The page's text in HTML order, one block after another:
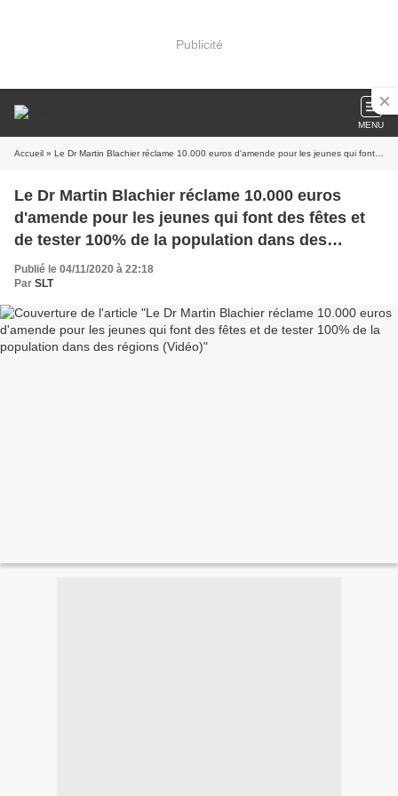
Publicité
MENU
Accueil » Le Dr Martin Blachier réclame 10.000 euros d'amende pour les jeunes qui font des fêtes et de tester 100% de la population dans des régions (Vidéo)
Le Dr Martin Blachier réclame 10.000 euros
d'amende pour les jeunes qui font des fêtes et
de tester 100% de la population dans des
régions (Vidéo)
Publié le 04/11/2020 à 22:18
Par SLT